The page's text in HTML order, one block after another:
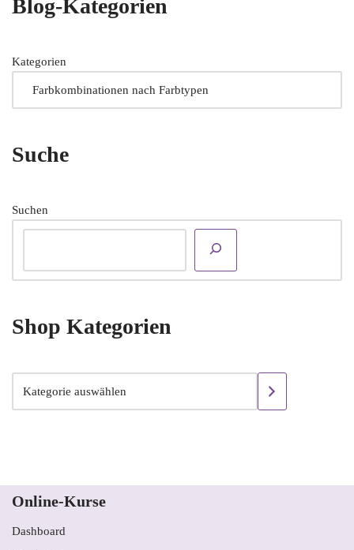
Blog-Kategorien
Kategorien
Suche
Suchen
Shop Kategorien
Online-Kurse
Dashboard